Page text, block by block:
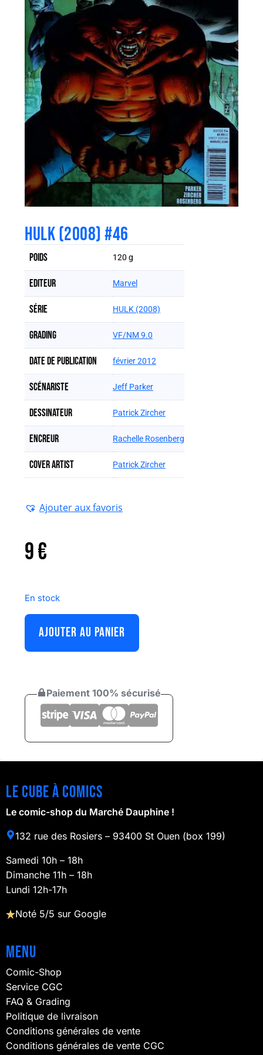
HULK (2008) #46
Poids 120 g
Editeur Marvel
Série HULK (2008)
Grading VF/NM 9.0
Date de publication février 2012
Scénariste Jeff Parker
Dessinateur Patrick Zircher
Encreur Rachelle Rosenberg
Cover artist Patrick Zircher
Ajouter aux favoris
9€
En stock
AJOUTER AU PANIER
Paiement 100% sécurisé
Le cube à comics
Le comic-shop du Marché Dauphine !
132 rue des Rosiers – 93400 St Ouen (box 199)
Samedi 10h – 18h
Dimanche 11h – 18h
Lundi 12h-17h
Noté 5/5 sur Google
Menu
Comic-Shop
Service CGC
FAQ & Grading
Politique de livraison
Conditions générales de vente
Conditions générales de vente CGC